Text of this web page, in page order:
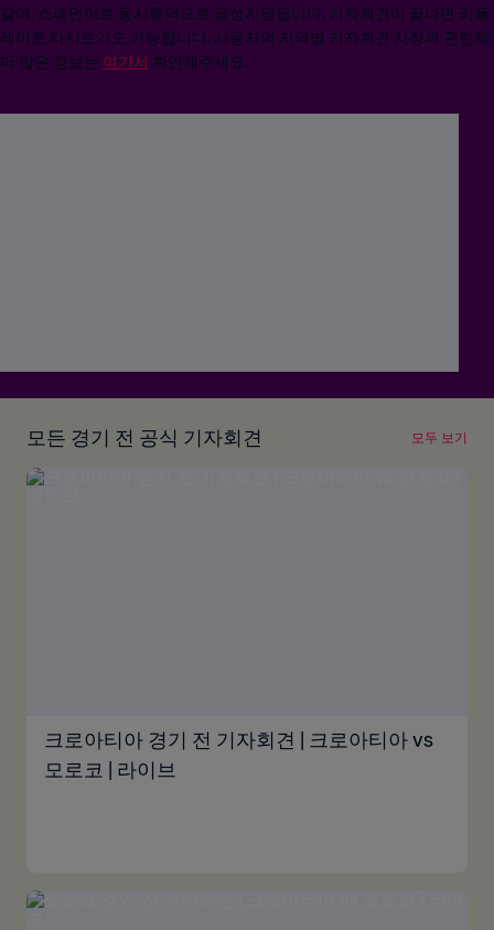
갈어, 스페인어로 동시통역으로 음성지원됩니다. 기자회견이 끝나면 리플
레이로 다시보기도 가능합니다. 사용자의 지역별 기자회견 시청과 관련해
더 많은 정보는 여기서 확인해주세요.
모든 경기 전 공식 기자회견 모두 보기
크로아티아 경기 전 기자회견 | 크로아티아 vs
모로코 | 라이브